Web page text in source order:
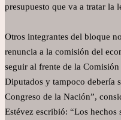
presupuesto que va a tratar la
Otros integrantes del bloque
renuncia a la comisión del
seguir al frente de la Comisión
Diputados y tampoco debería
Congreso de la Nación”,
Estévez escribió: “Los